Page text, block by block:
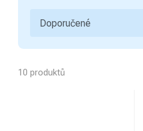
10 produktů